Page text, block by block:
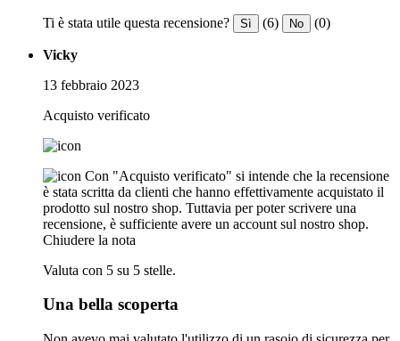
Ti è stata utile questa recensione? Sì (6) No (0)
Vicky
13 febbraio 2023
Acquisto verificato
Con "Acquisto verificato" si intende che la recensione
è stata scritta da clienti che hanno effettivamente acquistato il
prodotto sul nostro shop. Tuttavia per poter scrivere una
recensione, è sufficiente avere un account sul nostro shop.
Chiudere la nota
Valuta con 5 su 5 stelle.
Una bella scoperta